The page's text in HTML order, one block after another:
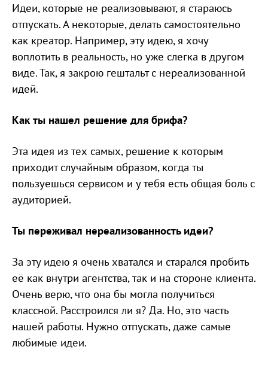
Идеи, которые не реализовывают, я стараюсь
отпускать. А некоторые, делать самостоятельно
как креатор. Например, эту идею, я хочу
воплотить в реальность, но уже слегка в другом
виде. Так, я закрою гештальт с нереализованной
идей.
Как ты нашел решение для брифа?
Эта идея из тех самых, решение к которым
приходит случайным образом, когда ты
пользуешься сервисом и у тебя есть общая боль с
аудиторией.
Ты переживал нереализованность идеи?
За эту идею я очень хватался и старался пробить
её как внутри агентства, так и на стороне клиента.
Очень верю, что она бы могла получиться
классной. Расстроился ли я? Да. Но, это часть
нашей работы. Нужно отпускать, даже самые
любимые идеи.